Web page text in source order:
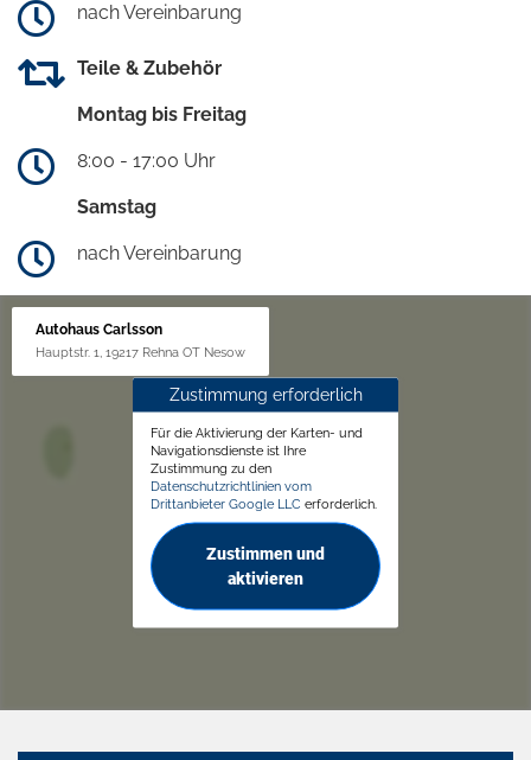
nach Vereinbarung
Teile & Zubehör
Montag bis Freitag
8:00 - 17:00 Uhr
Samstag
nach Vereinbarung
Autohaus Carlsson
Hauptstr. 1, 19217 Rehna OT Nesow
Zustimmung erforderlich
Für die Aktivierung der Karten- und
Navigationsdienste ist Ihre
Zustimmung zu den
Datenschutzrichtlinien vom
Drittanbieter Google LLC erforderlich.
Zustimmen und
aktivieren